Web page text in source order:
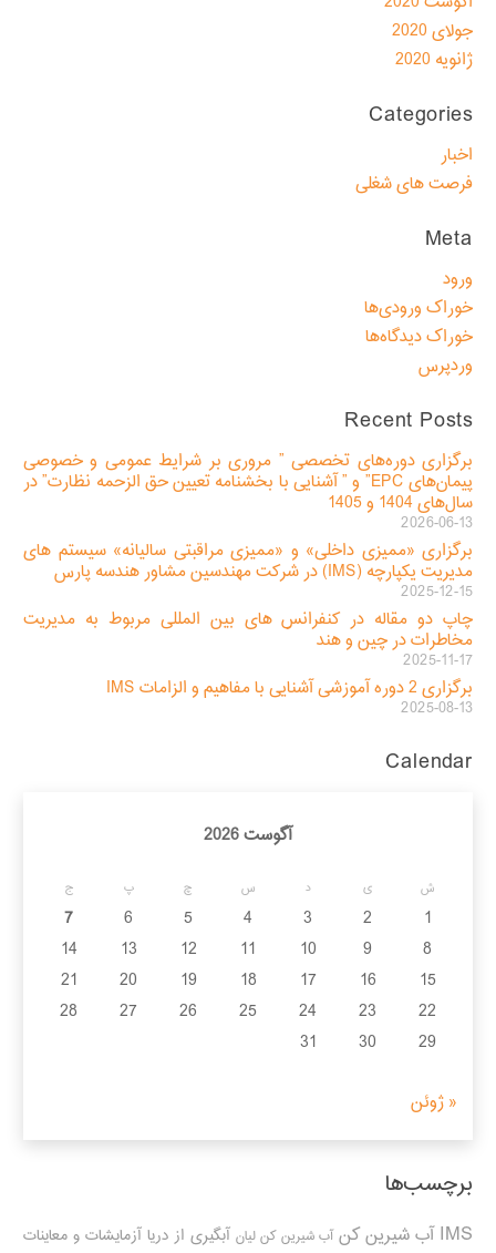
جولای 2020
ژانویه 2020
Categories
اخبار
فرصت های شغلی
Meta
ورود
خوراک ورودی‌ها
خوراک دیدگاه‌ها
وردپرس
Recent Posts
برگزاری دوره‌های تخصصی ” مروری بر شرایط عمومی و خصوصی
پیمان‌های EPC” و ” آشنایی با بخشنامه تعیین حق الزحمه نظارت” در
سال‌های 1404 و 1405
2026-06-13
برگزاری «ممیزی داخلی» و «ممیزی مراقبتی سالیانه» سیستم های
مدیریت یکپارچه (IMS) در شرکت مهندسین مشاور هندسه پارس
2025-12-15
چاپ دو مقاله در کنفرانس های بین المللی مربوط به مدیریت
مخاطرات در چین و هند
2025-11-17
برگزاری 2 دوره آموزشی آشنایی با مفاهیم و الزامات IMS
2025-08-13
Calendar
آگوست 2026
ش ی د س چ پ ج
1
2
3
4
5
6
7
8
9
10
11
12
13
14
15
16
17
18
19
20
21
22
23
24
25
26
27
28
29
30
31
« ژوئن
برچسب‌ها
IMS آب شیرین کن آب شیرین کن لیان آبگیری از دریا آزمایشات و معاینات